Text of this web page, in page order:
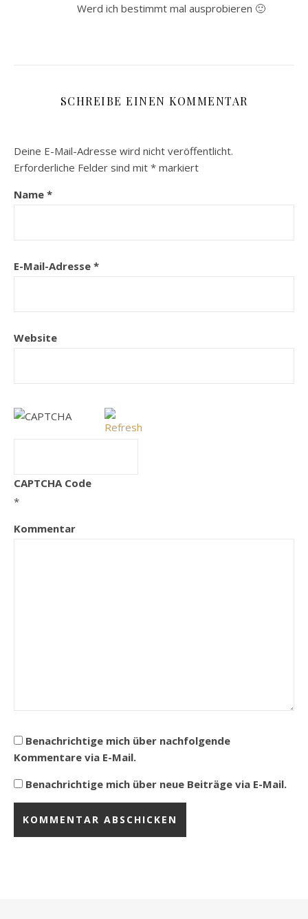
Werd ich bestimmt mal ausprobieren 🙂
SCHREIBE EINEN KOMMENTAR
Deine E-Mail-Adresse wird nicht veröffentlicht.
Erforderliche Felder sind mit * markiert
Name *
E-Mail-Adresse *
Website
CAPTCHA Code
*
Kommentar
Benachrichtige mich über nachfolgende
Kommentare via E-Mail.
Benachrichtige mich über neue Beiträge via E-Mail.